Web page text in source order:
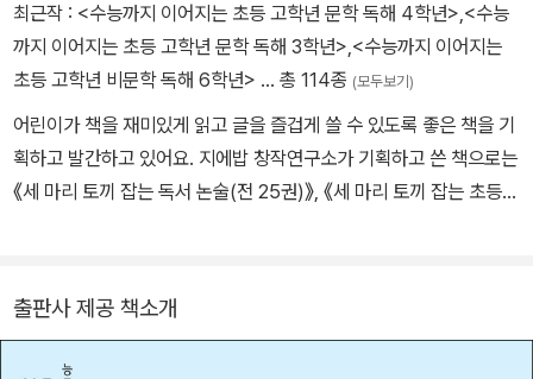
최근작 : <수능까지 이어지는 초등 고학년 문학 독해 4학년>,<수능
까지 이어지는 초등 고학년 문학 독해 3학년>,<수능까지 이어지는
초등 고학년 비문학 독해 6학년> … 총 114종 (모두보기)
어린이가 책을 재미있게 읽고 글을 즐겁게 쓸 수 있도록 좋은 책을 기
획하고 발간하고 있어요. 지에밥 창작연구소가 기획하고 쓴 책으로는
《세 마리 토끼 잡는 독서 논술(전 25권)》, 《세 마리 토끼 잡는 초등
책은 강영주 선생님(지에밥 대표)과 박지영 선생님(학습서 작가 및
기획자)이 집필하셨어요.
출판사 제공 책소개